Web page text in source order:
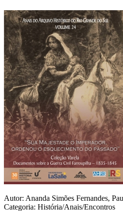
Autor: Ananda Simões Fernandes,
Categoria: História/Anais/Encontros